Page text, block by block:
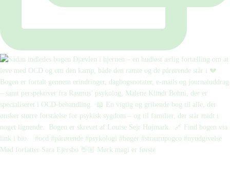
Mød forfatter Sara Ejersbo 👋🏼 Mørk magi er første